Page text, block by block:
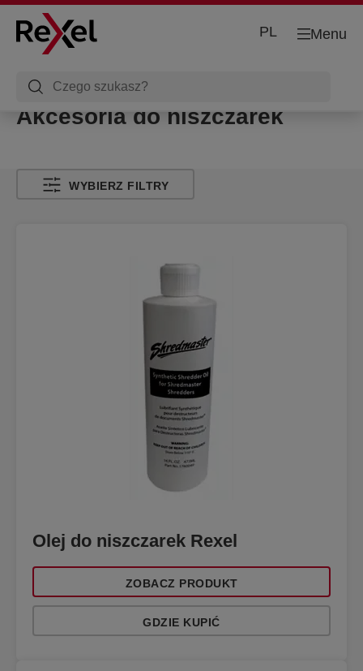
Menu
PL
Akcesoria do niszczarek
WYBIERZ FILTRY
Olej do niszczarek Rexel
ZOBACZ PRODUKT
GDZIE KUPIĆ